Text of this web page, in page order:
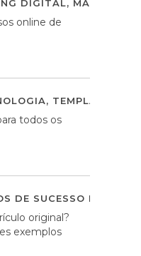
DIGITAL,
online de
, TEMPLATES
todos os
DE SUCESSO DE
original?
exemplos